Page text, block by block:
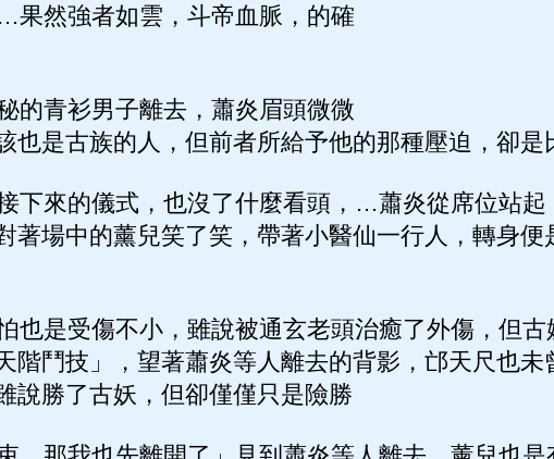
然強者如雲，斗帝血脈，的確
的青衫男子離去，蕭炎眉頭微微
也是古族的人，但前者所給予他的那種壓迫，卻是
下來的儀式，也沒了什麼看頭，…蕭炎從席位站起
著場中的薰兒笑了笑，帶著小醫仙一行人，轉身便
也是受傷不小，雖說被通玄老頭治癒了外傷，但古
階鬥技」，望著蕭炎等人離去的背影，邙天尺也未
說勝了古妖，但卻僅僅只是險勝